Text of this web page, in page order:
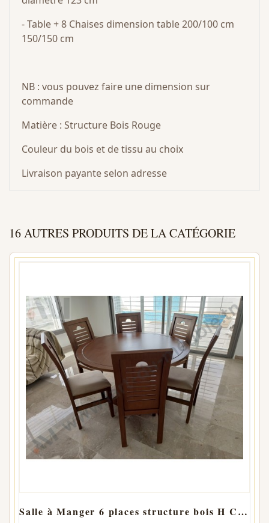
- Table + 8 Chaises dimension table 200/100 cm
150/150 cm
NB : vous pouvez faire une dimension sur
commande
Matière : Structure Bois Rouge
Couleur du bois et de tissu au choix
Livraison payante selon adresse
16 AUTRES PRODUITS DE LA CATÉGORIE
Salle à Manger 6 places structure bois H CARREAU Ronde